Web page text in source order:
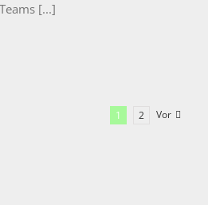
[...]
1 2 Vor